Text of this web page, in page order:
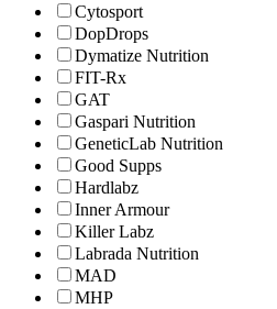
Cytosport
DopDrops
Dymatize Nutrition
FIT-Rx
GAT
Gaspari Nutrition
GeneticLab Nutrition
Good Supps
Hardlabz
Inner Armour
Killer Labz
Labrada Nutrition
MAD
MHP